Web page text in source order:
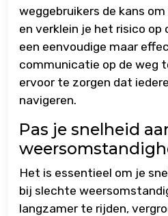
weggebruikers de kans
en verklein je het risico op
een eenvoudige maar
communicatie op de weg
ervoor te zorgen dat
navigeren.
Pas je snelheid
Het is essentieel om je
bij slechte
langzamer te rijden,